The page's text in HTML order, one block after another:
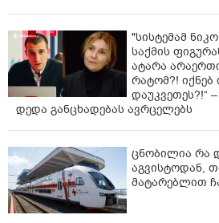
"სისტემამ
საქმის
ატარა
რატომ?!
დაუკვეთეს?!“
დედა განცხადებას ავრცელებს
ცნობილია რა
აგვისტოდან,
მატარებლით